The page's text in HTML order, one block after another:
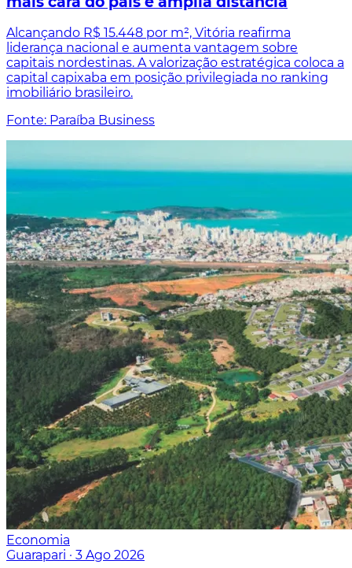
Alcançando R$ 15.448 por m², Vitória reafirma
liderança nacional e aumenta vantagem sobre
capitais nordestinas. A valorização estratégica coloca a
capital capixaba em posição privilegiada no ranking
imobiliário brasileiro.
Fonte: Paraíba Business
Economia
Guarapari · 3 Ago 2026